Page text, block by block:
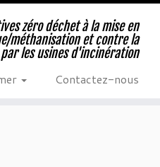
zéro déchet à la mise en
méthanisation et contre la
les usines d'incinération
Contactez-nous